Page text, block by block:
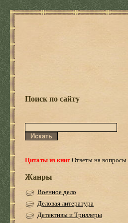
Поиск по сайту
Цитаты из книгОтветы на вопросы
Жанры
Военное дело
Деловая литература
Детективы и Триллеры